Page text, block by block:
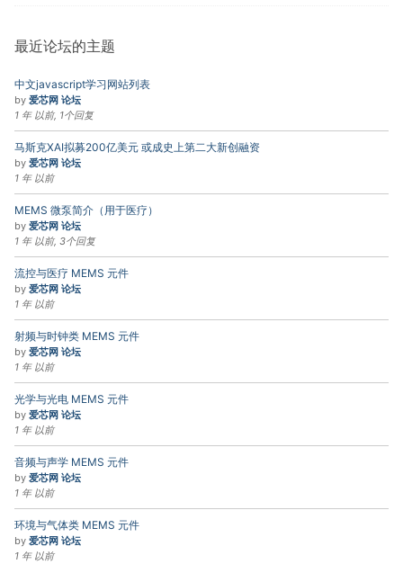
最近论坛的主题
中文javascript学习网站列表
by 爱芯网 论坛
1 年 以前, 1个回复
马斯克XAI拟募200亿美元 或成史上第二大新创融资
by 爱芯网 论坛
1 年 以前
MEMS 微泵简介（用于医疗）
by 爱芯网 论坛
1 年 以前, 3个回复
流控与医疗 MEMS 元件
by 爱芯网 论坛
1 年 以前
射频与时钟类 MEMS 元件
by 爱芯网 论坛
1 年 以前
光学与光电 MEMS 元件
by 爱芯网 论坛
1 年 以前
音频与声学 MEMS 元件
by 爱芯网 论坛
1 年 以前
环境与气体类 MEMS 元件
by 爱芯网 论坛
1 年 以前